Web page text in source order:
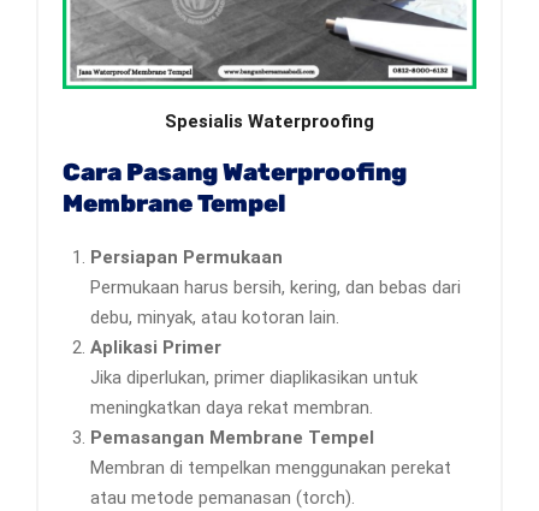
Spesialis Waterproofing
Cara Pasang Waterproofing
Membrane Tempel
Persiapan Permukaan
Permukaan harus bersih, kering, dan bebas dari
debu, minyak, atau kotoran lain.
Aplikasi Primer
Jika diperlukan, primer diaplikasikan untuk
meningkatkan daya rekat membran.
Pemasangan Membrane Tempel
Membran di tempelkan menggunakan perekat
atau metode pemanasan (torch).